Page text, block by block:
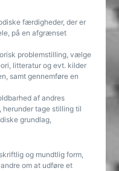
færdigheder, der er
på en afgrænset
problemstilling, vælge
litteratur og evt. kilder
samt gennemføre en
af andres
tage stilling til
grundlag,
og mundtlig form,
om at udføre et